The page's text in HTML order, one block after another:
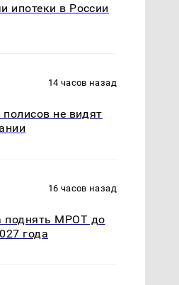
ипотеки в России
14 часов назад
полисов не видят
16 часов назад
поднять МРОТ до
года